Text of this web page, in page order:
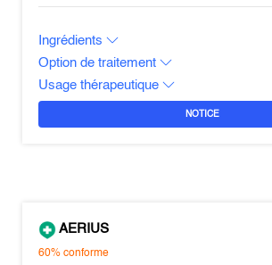
Ingrédients
Option de traitement
Usage thérapeutique
NOTICE
AERIUS
60%conforme